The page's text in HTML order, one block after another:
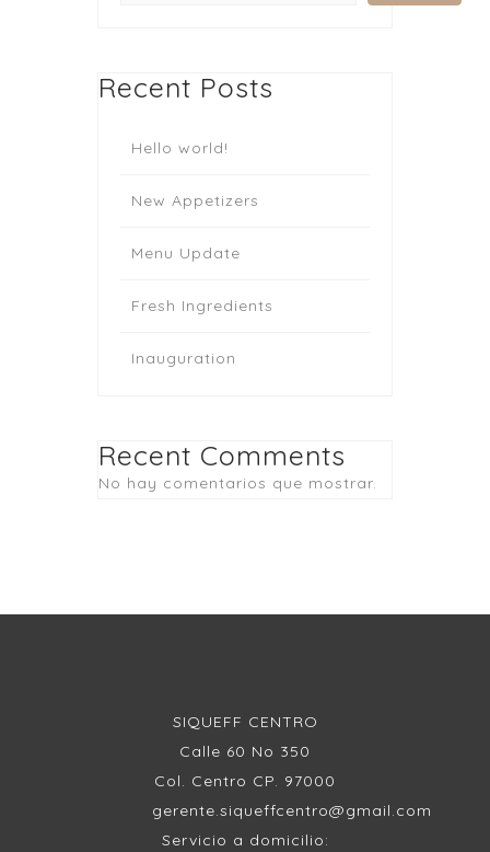
Recent Posts
Hello world!
New Appetizers
Menu Update
Fresh Ingredients
Inauguration
Recent Comments
No hay comentarios que mostrar.
SIQUEFF CENTRO
Calle 60 No 350
Col. Centro CP. 97000
gerente.siqueffcentro@gmail.com
Servicio a domicilio: